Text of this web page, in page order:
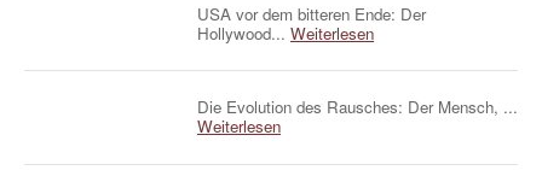
USA vor dem bitteren Ende: Der
Hollywood... Weiterlesen
Die Evolution des Rausches: Der Mensch, ...
Weiterlesen